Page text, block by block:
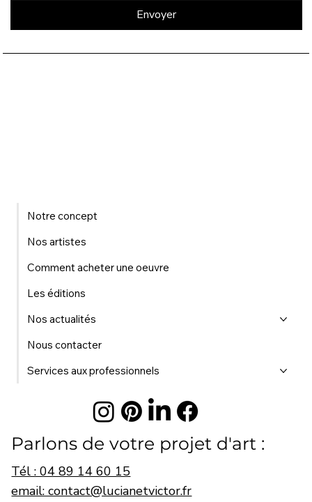
Envoyer
Parlons de votre projet d'art :
Tél : 04 89 14 60 15
email: contact@lucianetvictor.fr
Notre concept
Nos artistes
Comment acheter une oeuvre
Les éditions
Nos actualités
Nous contacter
Services aux professionnels